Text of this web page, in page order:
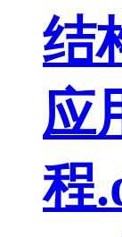
结
应
程